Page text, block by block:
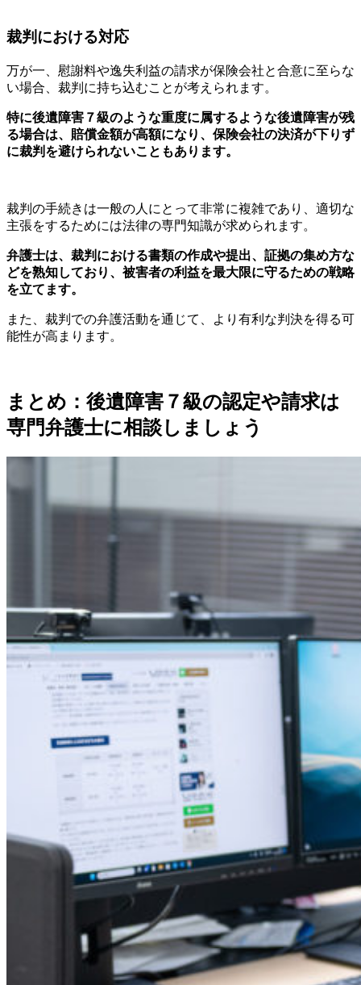
裁判における対応
万が一、慰謝料や逸失利益の請求が保険会社と合意に至らな
い場合、裁判に持ち込むことが考えられます。
特に後遺障害７級のような重度に属するような後遺障害が残
る場合は、賠償金額が高額になり、保険会社の決済が下りず
に裁判を避けられないこともあります。
裁判の手続きは一般の人にとって非常に複雑であり、適切な
主張をするためには法律の専門知識が求められます。
弁護士は、裁判における書類の作成や提出、証拠の集め方な
どを熟知しており、被害者の利益を最大限に守るための戦略
を立てます。
また、裁判での弁護活動を通じて、より有利な判決を得る可
能性が高まります。
まとめ：後遺障害７級の認定や請求は
専門弁護士に相談しましょう